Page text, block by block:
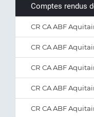
Comptes rendus
CR CA ABF
CR CA ABF
CR CA ABF
CR CA ABF
CR CA ABF